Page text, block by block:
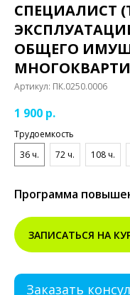
СПЕЦИАЛИСТ
ОБЩЕГО
Артикул: ПК.0250.0006
1 900 р.
Трудоемкость
36 ч.
72 ч. 108 ч.
Программа
ЗАПИСАТЬСЯ НА
Заказать